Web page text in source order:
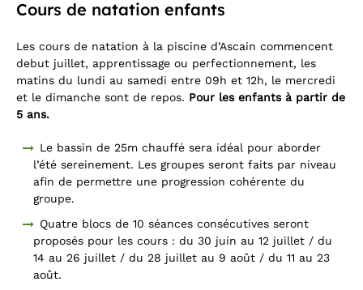
Cours de natation enfants
Les cours de natation à la piscine d’Ascain commencent
debut juillet, apprentissage ou perfectionnement, les
matins du lundi au samedi entre 09h et 12h, le mercredi
et le dimanche sont de repos. Pour les enfants à partir de
5 ans.
Le bassin de 25m chauffé sera idéal pour aborder
l’été sereinement. Les groupes seront faits par niveau
afin de permettre une progression cohérente du
groupe.
Quatre blocs de 10 séances consécutives seront
proposés pour les cours : du 30 juin au 12 juillet / du
14 au 26 juillet / du 28 juillet au 9 août / du 11 au 23
août.